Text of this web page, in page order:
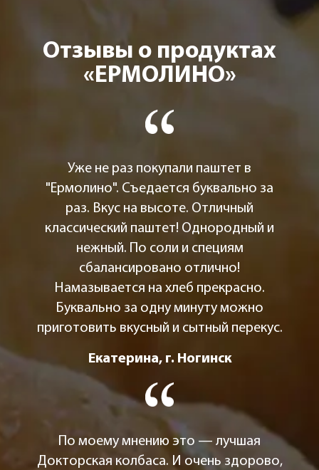
Отзывы о продуктах
«ЕРМОЛИНО»
Уже не раз покупали паштет в
"Ермолино". Съедается буквально за
раз. Вкус на высоте. Отличный
классический паштет! Однородный и
нежный. По соли и специям
сбалансировано отлично!
Намазывается на хлеб прекрасно.
Буквально за одну минуту можно
приготовить вкусный и сытный перекус.
Екатерина, г. Ногинск
По моему мнению это — лучшая
Докторская колбаса. И очень здорово,